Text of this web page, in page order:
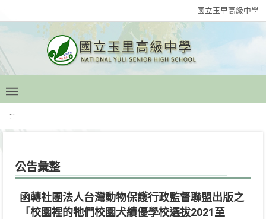
國立玉里高級中學
:::
公告彙整
函轉社團法人台灣動物保護行政監督聯盟出版之
「校園裡的牠們校園犬績優學校選拔2021至